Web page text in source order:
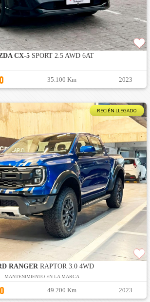
CX-5 SPORT 2.5 AWD 6AT
35.100 Km 2023
RECIÉN LLEGADO
RANGERRAPTOR 3.0 4WD
MANTENIMIENTO EN LA MARCA
49.200 Km 2023